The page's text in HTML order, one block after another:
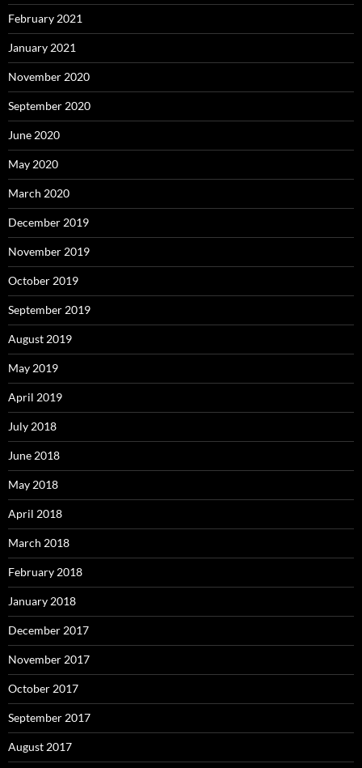
February 2021
January 2021
November 2020
September 2020
June 2020
May 2020
March 2020
December 2019
November 2019
October 2019
September 2019
August 2019
May 2019
April 2019
July 2018
June 2018
May 2018
April 2018
March 2018
February 2018
January 2018
December 2017
November 2017
October 2017
September 2017
August 2017